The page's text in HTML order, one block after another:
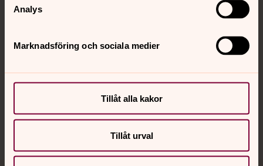
Analys
Marknadsföring och sociala medier
Tillåt alla kakor
Tillåt urval
Kalender
Hitta snabbt